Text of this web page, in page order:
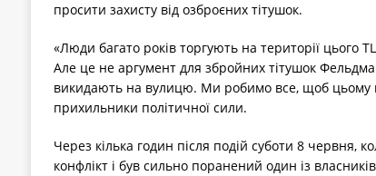
просити захисту від озброєних тітушок.
«Люди багато років торгують на території цього
Але це не аргумент для збройних тітушок
викидають на вулицю. Ми робимо все, щоб
прихильники політичної сили.
Через кілька годин після подій суботи 8 червня,
конфлікт і був сильно поранений один із